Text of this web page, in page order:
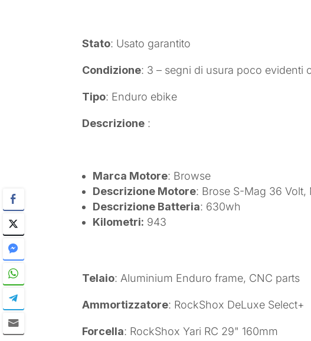
Stato: Usato garantito
Condizione: 3 – segni di usura poco evidenti
Tipo: Enduro ebike
Descrizione :
Marca Motore: Browse
Descrizione Motore: Brose S-Mag 36
Descrizione Batteria: 630wh
Kilometri: 943
Telaio: Aluminium Enduro frame, CNC parts
Ammortizzatore: RockShox DeLuxe Select+
Forcella: RockShox Yari RC 29" 160mm